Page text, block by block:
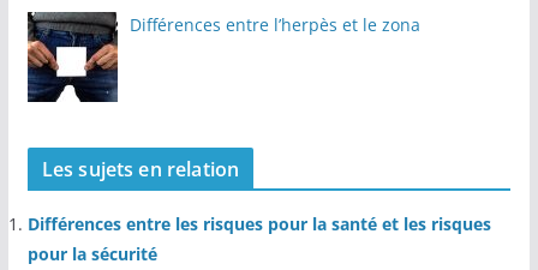
Différences entre l’herpès et le zona
Les sujets en relation
Différences entre les risques pour la santé et les risques
pour la sécurité